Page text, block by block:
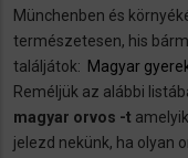
Münchenben és
természetesen, his
találjátok: Magyar
Reméljük az alábbi
magyar orvos -t
jelezd nekünk, ha olyan